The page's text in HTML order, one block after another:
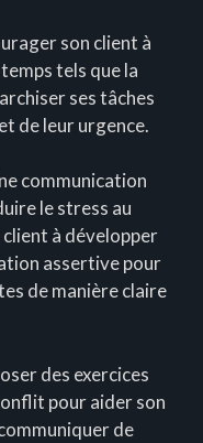
son client à
tels que la
ses tâches
de leur urgence.
communication
le stress au
à développer
assertive pour
de manière claire
des exercices
pour aider son
de